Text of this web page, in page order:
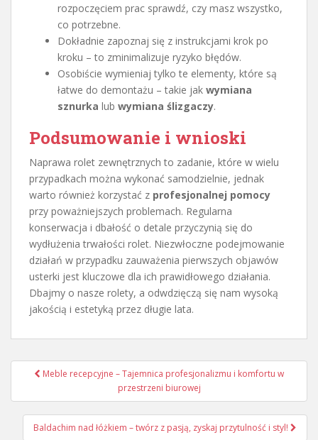
rozpoczęciem prac sprawdź, czy masz wszystko,
co potrzebne.
Dokładnie zapoznaj się z instrukcjami krok po
kroku – to zminimalizuje ryzyko błędów.
Osobiście wymieniaj tylko te elementy, które są
łatwe do demontażu – takie jak wymiana
sznurka lub wymiana ślizgaczy.
Podsumowanie i wnioski
Naprawa rolet zewnętrznych to zadanie, które w wielu
przypadkach można wykonać samodzielnie, jednak
warto również korzystać z profesjonalnej pomocy
przy poważniejszych problemach. Regularna
konserwacja i dbałość o detale przyczynią się do
wydłużenia trwałości rolet. Niezwłoczne podejmowanie
działań w przypadku zauważenia pierwszych objawów
usterki jest kluczowe dla ich prawidłowego działania.
Dbajmy o nasze rolety, a odwdzięczą się nam wysoką
jakością i estetyką przez długie lata.
Nawigacja
Meble recepcyjne – Tajemnica profesjonalizmu i komfortu w
przestrzeni biurowej
Baldachim nad łóżkiem – twórz z pasją, zyskaj przytulność i styl!